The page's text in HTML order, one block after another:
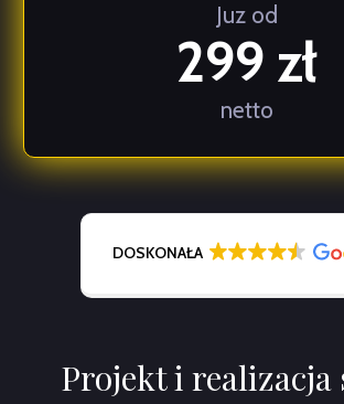
Juz od
299 zł
netto
DOSKONAŁA
Projekt i realizacja